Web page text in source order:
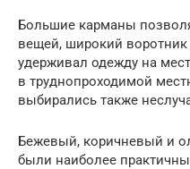
Большие карманы
вещей, широкий
удерживал одежду на
в труднопроходимой
выбирались также
Бежевый, коричневый и
были наиболее